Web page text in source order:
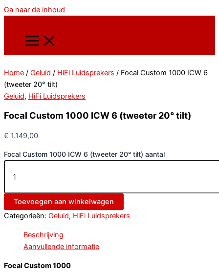
Ga naar de inhoud
Home / Geluid / HiFi Luidsprekers / Focal Custom 1000 ICW 6
(tweeter 20° tilt)
Geluid, HiFi Luidsprekers
Focal Custom 1000 ICW 6 (tweeter 20° tilt)
€ 1.149,00
Focal Custom 1000 ICW 6 (tweeter 20° tilt) aantal
Toevoegen aan winkelwagen
Categorieën: Geluid, HiFi Luidsprekers
Beschrijving
Aanvullende informatie
Focal Custom 1000